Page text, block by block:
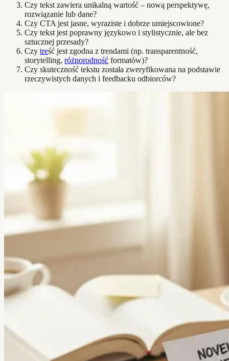
Czy tekst zawiera unikalną wartość – nową perspektywę,
rozwiązanie lub dane?
Czy CTA jest jasne, wyraziste i dobrze umiejscowione?
Czy tekst jest poprawny językowo i stylistycznie, ale bez
sztucznej przesady?
Czy treść jest zgodna z trendami (np. transparentność,
storytelling, różnorodność formatów)?
Czy skuteczność tekstu została zweryfikowana na podstawie
rzeczywistych danych i feedbacku odbiorców?